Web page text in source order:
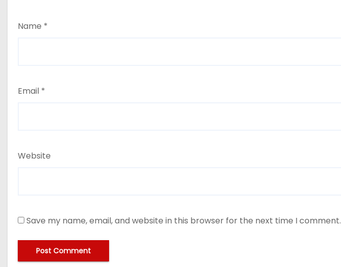
Name *
Email *
Website
Save my name, email, and website in this browser for the next time I comment.